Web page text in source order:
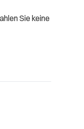
Sie keine